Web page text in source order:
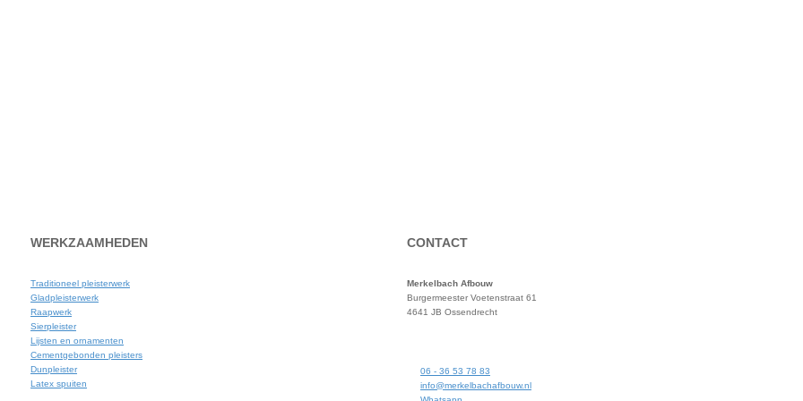
WERKZAAMHEDEN
Traditioneel pleisterwerk
Gladpleisterwerk
Raapwerk
Sierpleister
Lijsten en ornamenten
Cementgebonden pleisters
Dunpleister
Latex spuiten
CONTACT
Merkelbach Afbouw
Burgermeester Voetenstraat 61
4641 JB Ossendrecht
06 - 36 53 78 83
info@merkelbachafbouw.nl